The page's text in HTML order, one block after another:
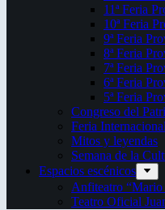
11ª Feria
10ª Feria
9ª Feria
8ª Feria
7ª Feria
6ª Feria
5ª Feria
Congreso del
Feria
Mitos y leyendas
Semana de la
Espacios escénicos
Anfiteatro “Mario
Teatro Oficial